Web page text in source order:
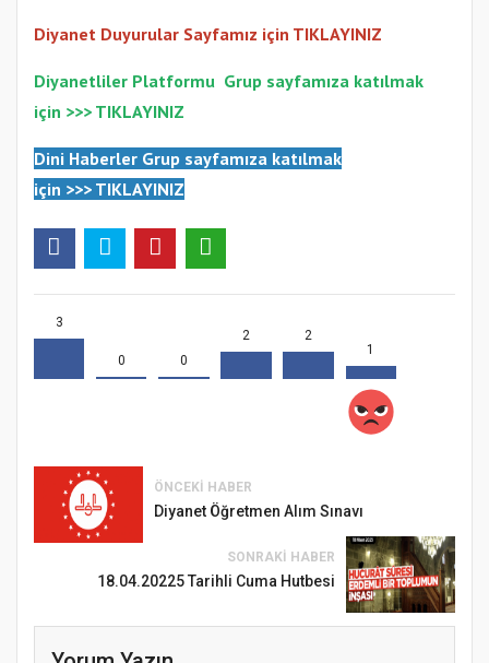
Diyanet Duyurular Sayfamız için TIKLAYINIZ
Diyanetliler Platformu Grup sayfamıza katılmak
için >>> TIKLAYINIZ
Dini Haberler Grup sayfamıza katılmak
için >>> TIKLAYINIZ
3
0 0
2
2
1
ÖNCEKI HABER
Diyanet Öğretmen Alım Sınavı
SONRAKI HABER
18.04.20225 Tarihli Cuma Hutbesi